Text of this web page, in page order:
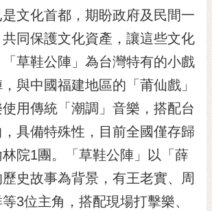
文化首都，期盼政府及民間一
同保護文化資產，讓這些文化
草鞋公陣」為台灣特有的小戲
與中國福建地區的「莆仙戲」
用傳統「潮調」音樂，搭配台
具備特殊性，目前全國僅存歸
院1團。「草鞋公陣」以「薛
史故事為背景，有王老實、周
3位主角，搭配現場打擊樂、